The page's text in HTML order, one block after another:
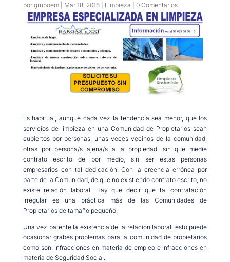
por grupoem| Mar 18, 2016| Limpieza 0 Comentarios
Es habitual, aunque cada vez la tendencia sea menor, que los
servicios de limpieza en una Comunidad de Propietarios sean
cubiertos por personas, unas veces vecinos de la comunidad,
otras por persona/s ajena/s a la propiedad, sin que medie
contrato escrito de por medio, sin ser estas personas
empresarios con tal dedicación. Con la creencia errónea por
parte de la Comunidad, de que no existiendo contrato escrito, no
existe relación laboral. Hay que decir que tal contratación
irregular es una práctica más de las Comunidades de
Propietarios de tamaño pequeño.
Una vez patente la existencia de la relación laboral, esto puede
ocasionar grabes problemas para la comunidad de propietarios
como son: infracciones en materia de empleo e infracciones en
materia de Seguridad Social.